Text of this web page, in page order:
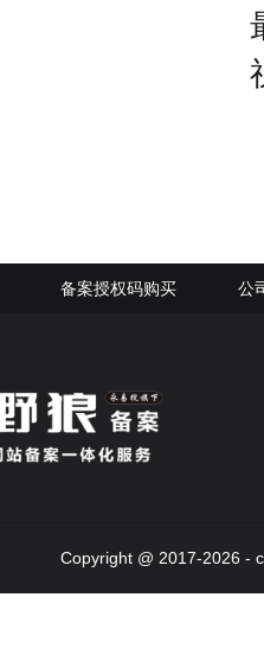
备案授权码购买 公
Copyright @ 2017-2026